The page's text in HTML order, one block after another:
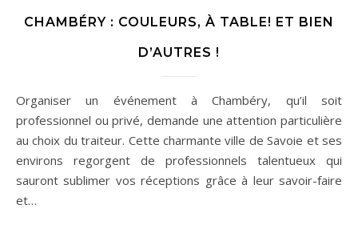
CHAMBÉRY : COULEURS, À TABLE! ET BIEN
D’AUTRES !
Organiser un événement à Chambéry, qu’il soit
professionnel ou privé, demande une attention particulière
au choix du traiteur. Cette charmante ville de Savoie et ses
environs regorgent de professionnels talentueux qui
sauront sublimer vos réceptions grâce à leur savoir-faire
et…